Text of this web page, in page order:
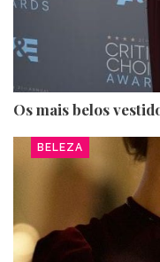
Os mais belos
BELEZA